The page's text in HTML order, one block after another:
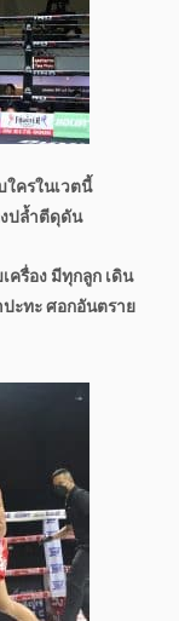
ใครในเวตนี้
ปล้ำตีดุดัน
ครื่อง มีทุกลูก เดิน
ะทะ ศอกอันตราย